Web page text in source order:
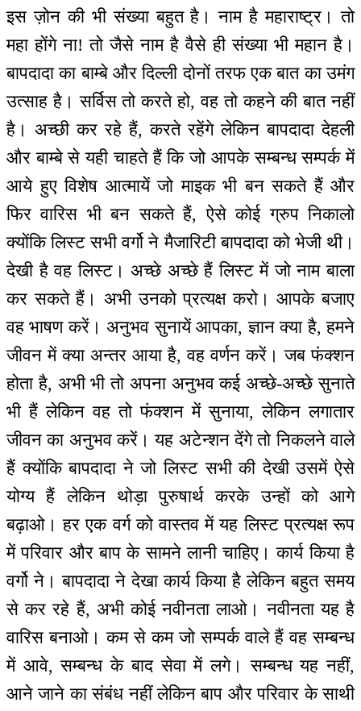
इस ज़ोन की भी संख्या बहुत है। नाम है महाराष्ट्र। तो
महा होंगे ना! तो जैसे नाम है वैसे ही संख्या भी महान है।
बापदादा का बाम्बे और दिल्ली दोनों तरफ एक बात का उमंग
उत्साह है। सर्विस तो करते हो, वह तो कहने की बात नहीं
है। अच्छी कर रहे हैं, करते रहेंगे लेकिन बापदादा देहली
और बाम्बे से यही चाहते हैं कि जो आपके सम्बन्ध सम्पर्क में
आये हुए विशेष आत्मायें जो माइक भी बन सकते हैं और
फिर वारिस भी बन सकते हैं, ऐसे कोई ग्रुप निकालो
क्योंकि लिस्ट सभी वर्गो ने मैजारिटी बापदादा को भेजी थी।
देखी है वह लिस्ट। अच्छे अच्छे हैं लिस्ट में जो नाम बाला
कर सकते हैं। अभी उनको प्रत्यक्ष करो। आपके बजाए
वह भाषण करें। अनुभव सुनायें आपका, ज्ञान क्या है, हमने
जीवन में क्या अन्तर आया है, वह वर्णन करें। जब फंक्शन
होता है, अभी भी तो अपना अनुभव कई अच्छे-अच्छे सुनाते
भी हैं लेकिन वह तो फंक्शन में सुनाया, लेकिन लगातार
जीवन का अनुभव करें। यह अटेन्शन देंगे तो निकलने वाले
हैं क्योंकि बापदादा ने जो लिस्ट सभी की देखी उसमें ऐसे
योग्य हैं लेकिन थोड़ा पुरुषार्थ करके उन्हों को आगे
बढ़ाओ। हर एक वर्ग को वास्तव में यह लिस्ट प्रत्यक्ष रूप
में परिवार और बाप के सामने लानी चाहिए। कार्य किया है
वर्गो ने। बापदादा ने देखा कार्य किया है लेकिन बहुत समय
से कर रहे हैं, अभी कोई नवीनता लाओ। नवीनता यह है
वारिस बनाओ। कम से कम जो सम्पर्क वाले हैं वह सम्बन्ध
में आवे, सम्बन्ध के बाद सेवा में लगे। सम्बन्ध यह नहीं,
आने जाने का संबंध नहीं लेकिन बाप और परिवार के साथी